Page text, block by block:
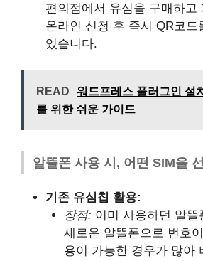
편의점에서 유심을 구매하고
온라인 신청 후 즉시 QR코드
있습니다.
READ
워드프레스 플러그인 설
를 위한 쉬운 가이드
알뜰폰 사용 시, 어떤 SIM을
기존 유심칩 활용:
장점: 이미 사용하던 알
새로운 알뜰폰으로 번호
용이 가능한 경우가 많아